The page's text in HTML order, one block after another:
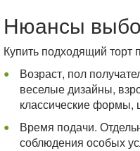
Нюансы
Купить подходящий торт
Возраст, пол
веселые дизайны,
классические формы,
Время подачи.
соблюдения особых